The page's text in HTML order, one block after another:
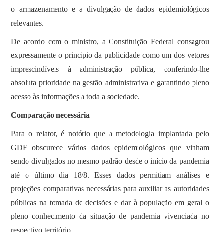
o armazenamento e a divulgação de dados epidemiológicos
relevantes.
De acordo com o ministro, a Constituição Federal consagrou
expressamente o princípio da publicidade como um dos vetores
imprescindíveis à administração pública, conferindo-lhe
absoluta prioridade na gestão administrativa e garantindo pleno
acesso às informações a toda a sociedade.
Comparação necessária
Para o relator, é notório que a metodologia implantada pelo
GDF obscurece vários dados epidemiológicos que vinham
sendo divulgados no mesmo padrão desde o início da pandemia
até o último dia 18/8. Esses dados permitiam análises e
projeções comparativas necessárias para auxiliar as autoridades
públicas na tomada de decisões e dar à população em geral o
pleno conhecimento da situação de pandemia vivenciada no
respectivo território.